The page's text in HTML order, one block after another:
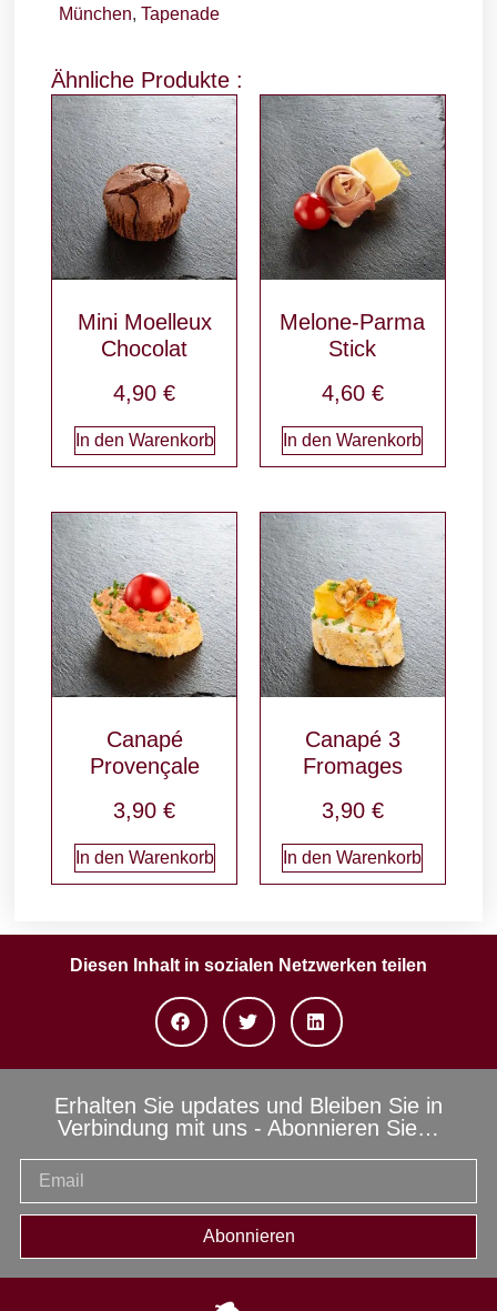
München,Tapenade
Ähnliche Produkte :
Mini Moelleux
Chocolat
4,90€
In den Warenkorb
Melone-Parma
Stick
4,60 €
In den Warenkorb
Canapé
Provençale
3,90€
In den Warenkorb
Canapé 3
Fromages
3,90 €
In den Warenkorb
Diesen Inhalt in sozialen Netzwerken teilen
Erhalten Sie updates und Bleiben Sie in
Verbindung mit uns - Abonnieren Sie…
Abonnieren